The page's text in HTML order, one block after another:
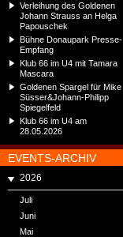
Verleihung des Goldenen
Johann Strauss an Helga
Papouschek
Bühne Donaupark Presse-
Empfang
Klub 66 im U4 mit Tamara
Mascara
Goldenen Spargel für Mike
Süsser&Johann-Philipp
Spiegelfeld
Klub 66 im U4 am
28.05.2026
EVENTS-ARCHIV
2026
Juli
Juni
Mai